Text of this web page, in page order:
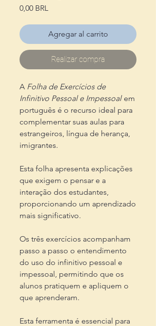
0,00 BRL
Agregar al carrito
Realizar compra
A Folha de Exercícios de
Infinitivo Pessoal e Impessoal em
português é o recurso ideal para
complementar suas aulas para
estrangeiros, língua de herança,
imigrantes.
Esta folha apresenta explicações
que exigem o pensar e a
interação dos estudantes,
proporcionando um aprendizado
mais significativo.
Os três exercícios acompanham
passo a passo o entendimento
do uso do infinitivo pessoal e
impessoal, permitindo que os
alunos pratiquem e apliquem o
que aprenderam.
Esta ferramenta é essencial para